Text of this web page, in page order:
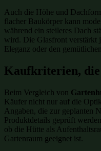
Auch die Höhe und
flacher Baukörper kann
während ein steileres Dach
wird. Die Glasfront verstärkt
Eleganz oder den
Kaufkriterien,
Beim Vergleich von
Käufer nicht nur auf die
Angaben, die zur geplanten
Produktdetails geprüft
ob die Hütte als
Gartenraum geeignet ist.